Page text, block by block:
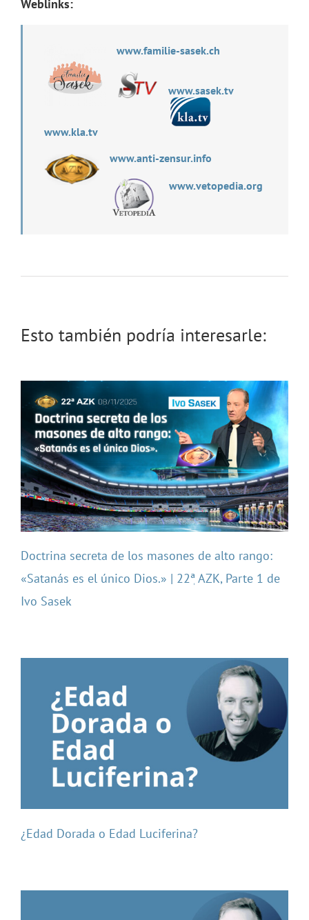
Weblinks:
www.familie-sasek.ch
www.sasek.tv
www.kla.tv
www.anti-zensur.info
www.vetopedia.org
Esto también podría interesarle:
Doctrina secreta de los masones de alto rango:
«Satanás es el único Dios.» | 22ٖª AZK, Parte 1 de
Ivo Sasek
¿Edad Dorada o Edad Luciferina?